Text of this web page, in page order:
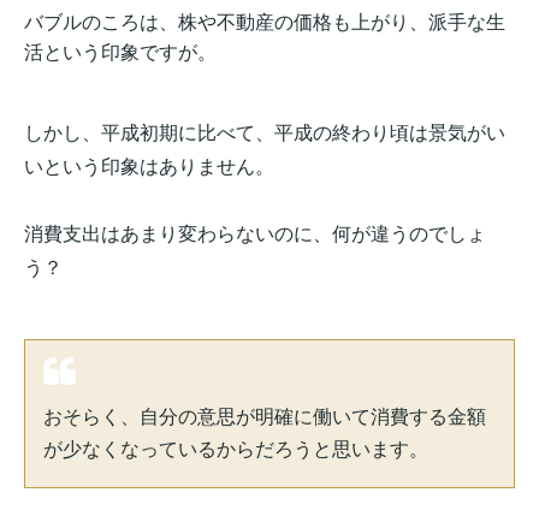
バブルのころは、株や不動産の価格も上がり、派手な生
活という印象ですが。
しかし、平成初期に比べて、平成の終わり頃は景気がい
いという印象はありません。
消費支出はあまり変わらないのに、何が違うのでしょ
う？
おそらく、自分の意思が明確に働いて消費する金額
が少なくなっているからだろうと思います。